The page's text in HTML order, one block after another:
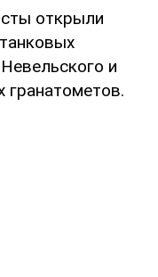
открыли
и
гранатометов.